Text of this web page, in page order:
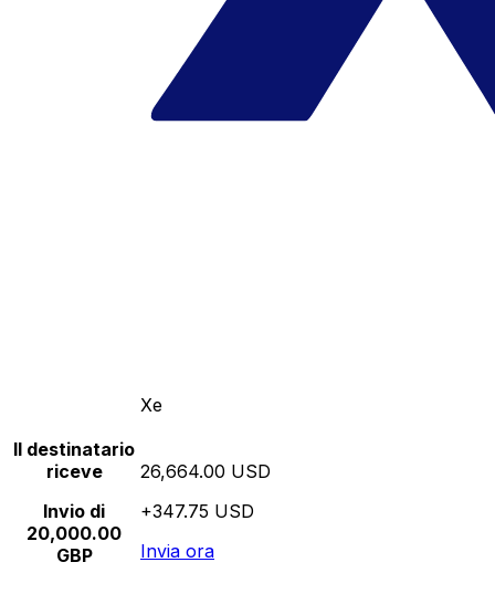
Xe
Il destinatario
riceve
Invio di
20,000.00
GBP
26,664.00 USD
+347.75 USD
Invia ora